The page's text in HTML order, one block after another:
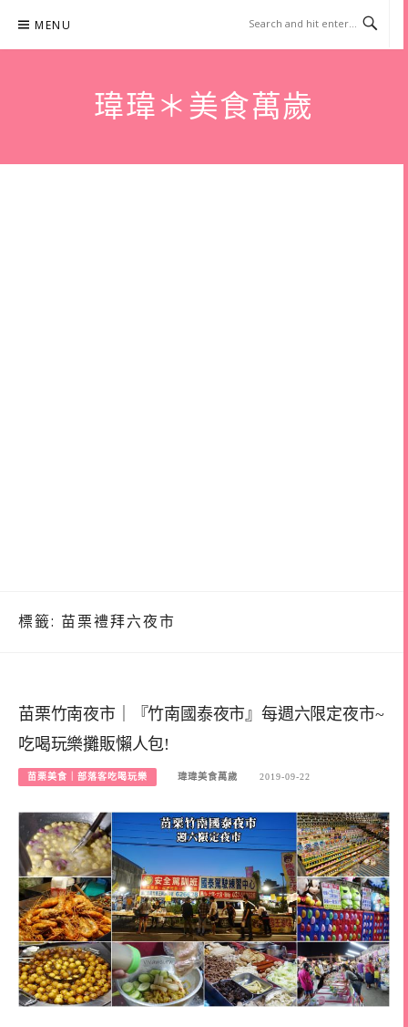
content
MENU
瑋瑋＊美食萬歲
標籤: 苗栗禮拜六夜市
苗栗竹南夜市｜『竹南國泰夜市』每週六限定夜市~
吃喝玩樂攤販懶人包!
苗栗美食｜部落客吃喝玩樂 瑋瑋美食萬歲 2019-09-22